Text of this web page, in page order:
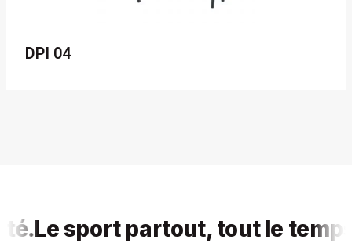
DPI 04
sport partout, tout le temps,